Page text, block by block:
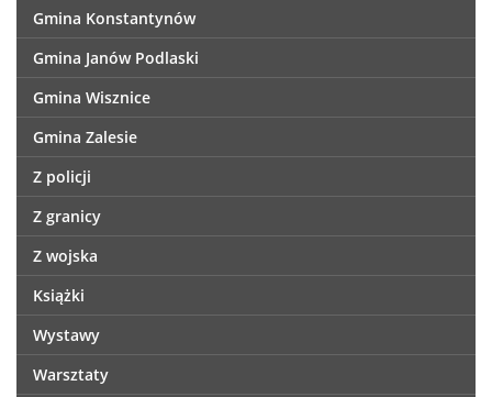
Gmina Konstantynów
Gmina Janów Podlaski
Gmina Wisznice
Gmina Zalesie
Z policji
Z granicy
Z wojska
Książki
Wystawy
Warsztaty